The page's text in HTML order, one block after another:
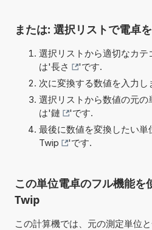
または: 選択リストで電卓
選択リストから適切なカ
は'長さ
'です.
次に変換する数値を入力し
選択リストから数値の元
は'鏈
'です.
最後に数値を変換したい
Twip
'です.
この単位電卓のフル機能を
Twip
この計算機では、元の測定単位